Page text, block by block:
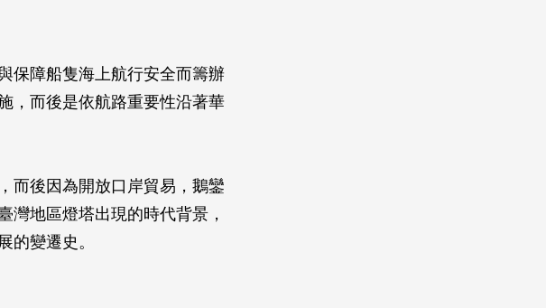
保障船隻海上航行安全而籌辦
，而後是依航路重要性沿著華
而後因為開放口岸貿易，鵝鑾
灣地區燈塔出現的時代背景，
的變遷史。